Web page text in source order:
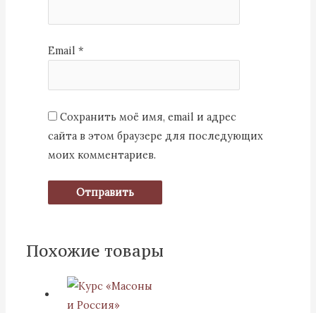
Email*
Сохранить моё имя, email и адрес
сайта в этом браузере для последующих
моих комментариев.
Похожие товары